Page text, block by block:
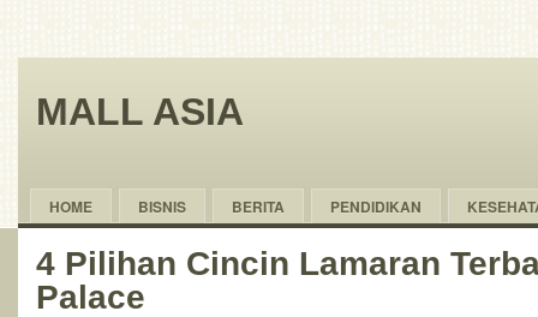
MALL ASIA
HOME BISNIS BERITA PENDIDIKAN
4 Pilihan Cincin Lamaran
Palace